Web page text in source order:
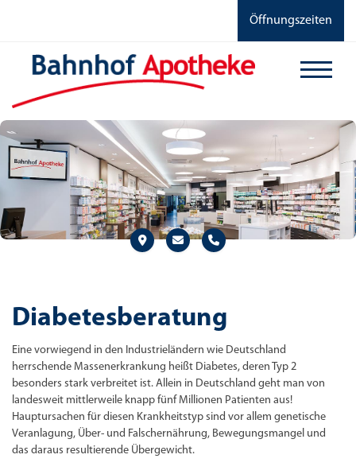
Öffnungszeiten
Diabetesberatung
Eine vorwiegend in den Industrieländern wie Deutschland
herrschende Massenerkrankung heißt Diabetes, deren Typ 2
besonders stark verbreitet ist. Allein in Deutschland geht man von
landesweit mittlerweile knapp fünf Millionen Patienten aus!
Hauptursachen für diesen Krankheitstyp sind vor allem genetische
Veranlagung, Über- und Falschernährung, Bewegungsmangel und
das daraus resultierende Übergewicht.